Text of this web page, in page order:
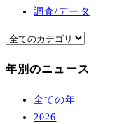
調査/データ
年別のニュース
全ての年
2026